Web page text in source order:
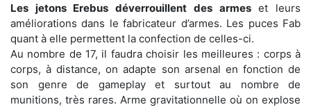
Les jetons Erebus déverrouillent des armeset leurs
améliorations dans le fabricateur d’armes. Les puces Fab
quant à elle permettent la confection de celles-ci.
Au nombre de 17, il faudra choisir les meilleures : corps à
corps, à distance, on adapte son arsenal en fonction de
son genre de gameplay et surtout au nombre de
munitions, très rares. Arme gravitationnelle où on explose